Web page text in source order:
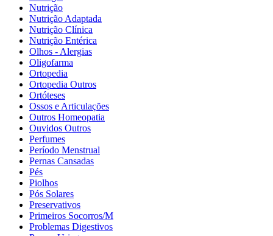
Nutrição
Nutrição Adaptada
Nutrição Clínica
Nutrição Entérica
Olhos - Alergias
Oligofarma
Ortopedia
Ortopedia Outros
Ortóteses
Ossos e Articulações
Outros Homeopatia
Ouvidos Outros
Perfumes
Período Menstrual
Pernas Cansadas
Pés
Piolhos
Pós Solares
Preservativos
Primeiros Socorros/M
Problemas Digestivos